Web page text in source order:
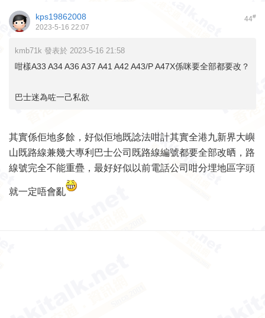
44#
kps19862008
2023-5-16 22:07
kmb71k 發表於 2023-5-16 21:58
咁樣A33 A34 A36 A37 A41 A42 A43/P A47X係咪要全部都要改？
巴士迷為咗一己私欲
其實係佢地多餘，好似佢地既諗法咁計其實全港九新界大嶼
山既路線兼幾大專利巴士公司既路線編號都要全部改晒，路
線號完全不能重疊，最好好似以前電話公司咁分埋地區字頭
就一定唔會亂